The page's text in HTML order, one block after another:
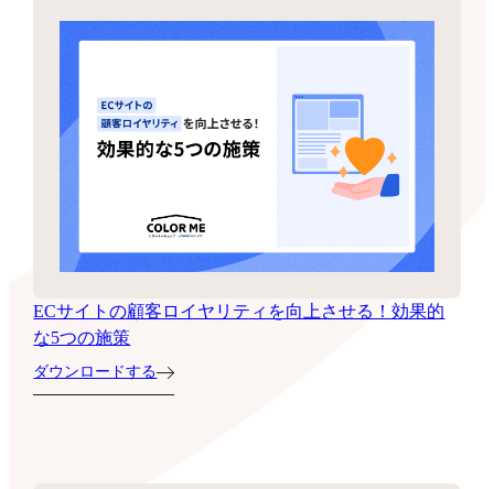
ECサイトの顧客ロイヤリティを向上させる！効果的
な5つの施策
ダウンロードする